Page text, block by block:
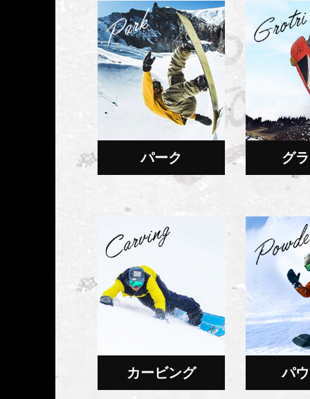
パーク グ
カービング パ